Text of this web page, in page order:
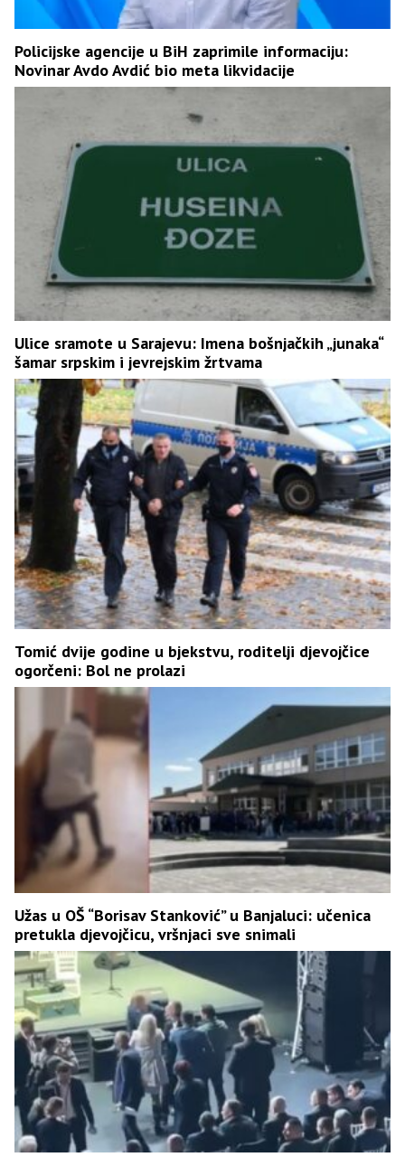
Policijske agencije u BiH zaprimile informaciju:
Novinar Avdo Avdić bio meta likvidacije
Ulice sramote u Sarajevu: Imena bošnjačkih „junaka“
šamar srpskim i jevrejskim žrtvama
Tomić dvije godine u bjekstvu, roditelji djevojčice
ogorčeni: Bol ne prolazi
Užas u OŠ “Borisav Stanković” u Banjaluci: učenica
pretukla djevojčicu, vršnjaci sve snimali